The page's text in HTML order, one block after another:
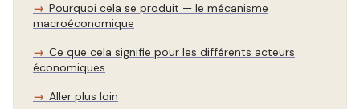
Pourquoi cela se produit — le mécanisme
macroéconomique
Ce que cela signifie pour les différents acteurs
économiques
Aller plus loin